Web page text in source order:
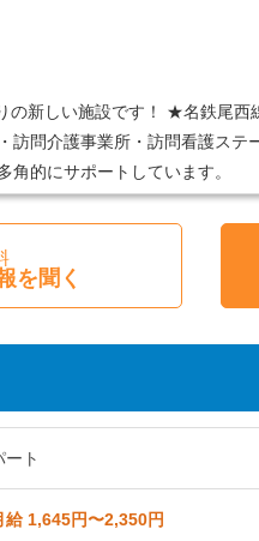
の新しい施設です！ ★名鉄尾
訪問介護事業所・訪問看護ス
角的にサポートしています。
を聞く
ート
給 1,645円〜2,350円